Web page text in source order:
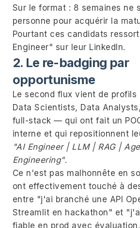
Sur le format : 8 semaines ne
personne pour acquérir la
Pourtant ces candidats
Engineer" sur leur LinkedIn.
2. Le re-badging par
opportunisme
Le second flux vient de
Data Scientists, Data
full-stack — qui ont fait un
interne et qui repositionnent
"AI Engineer | LLM | RAG |
Engineering".
Ce n'est pas malhonnête en
ont effectivement touché à
entre "j'ai branché une API
Streamlit en hackathon" et
fiable en prod avec